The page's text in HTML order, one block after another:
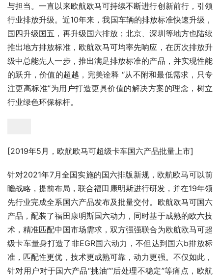
与担当。一直以来欧航欧马可持续不断进行创新前行，引领
行业排放升级。近10年来，我国车辆的排放标准快速升级，
国四升级国五，再升级国六排放；北京、深圳等地方也陆续
推出地方排放标准，欧航欧马可均率先响应，在历次排放升
级中总能先人一步，推出满足排放标准的产品，并实现性能
的跃升，价值的超越，完美诠释 “从不附和最低需求，只专
注更高标准”为用户打造更具价值的解决方案的理念，树立
行业绿色环保标杆。
[2019年5月，欧航欧马可超级卡车国六产品批量上市]
针对2021年7月全国实施的国六排版新规，欧航欧马可以前
瞻战略，提前布局，联合福田康明斯进行研发，并在19年领
先行业完成全系国六产品发布及批量交付。欧航欧马可国六
产品，配装了福田康明斯国六动力，同时基于成熟的欧六技
术，精准匹配中国市场需求，双方强强联合为欧航欧马可超
级卡车量身打造了非EGR国六动力，不但达到国六b排放标
准，匹配性更优，技术更成熟可靠，动力更强。不仅如此，
针对用户对于国六产品“挑油”“后处理不稳定”等痛点，欧航